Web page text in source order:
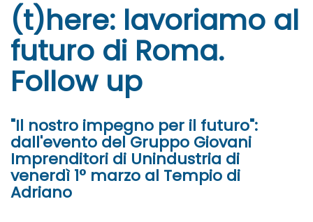
(t)here: lavoriamo al
futuro di Roma.
Follow up
"Il nostro impegno per il futuro":
dall'evento del Gruppo Giovani
Imprenditori di Unindustria di
venerdì 1° marzo al Tempio di
Adriano